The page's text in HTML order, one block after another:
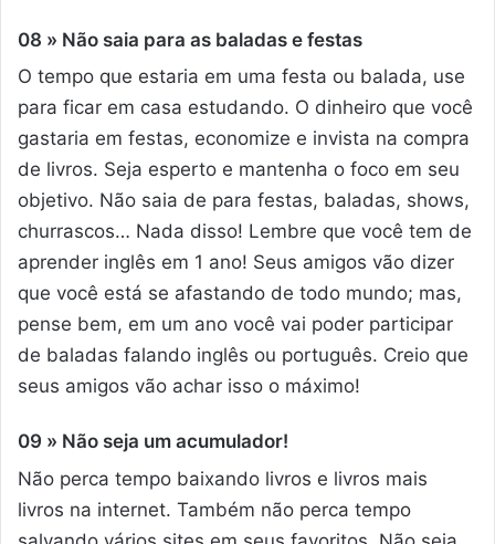
08 » Não saia para as baladas e festas
O tempo que estaria em uma festa ou balada, use
para ficar em casa estudando. O dinheiro que você
gastaria em festas, economize e invista na compra
de livros. Seja esperto e mantenha o foco em seu
objetivo. Não saia de para festas, baladas, shows,
churrascos… Nada disso! Lembre que você tem de
aprender inglês em 1 ano! Seus amigos vão dizer
que você está se afastando de todo mundo; mas,
pense bem, em um ano você vai poder participar
de baladas falando inglês ou português. Creio que
seus amigos vão achar isso o máximo!
09 » Não seja um acumulador!
Não perca tempo baixando livros e livros mais
livros na internet. Também não perca tempo